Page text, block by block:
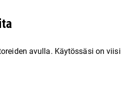
avulla. Käytössäsi on viisi